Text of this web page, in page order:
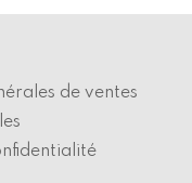
de ventes